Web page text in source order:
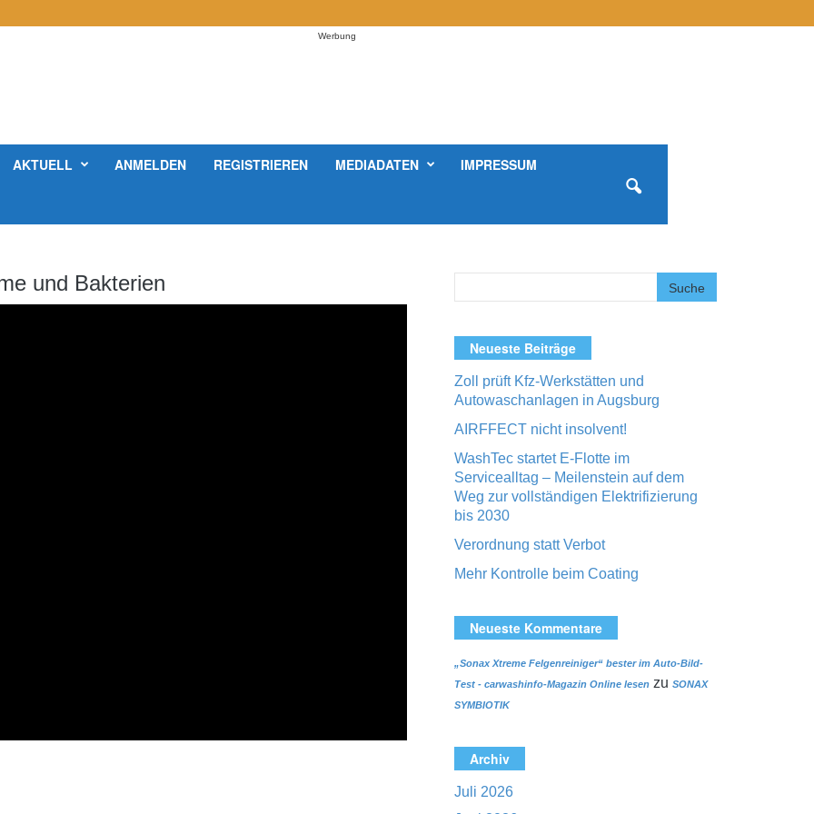
Werbung
AKTUELL ANMELDEN REGISTRIEREN MEDIADATEN IMPRESSUM
und Bakterien
Neueste Beiträge
Zoll prüft Kfz-Werkstätten und
Autowaschanlagen in Augsburg
AIRFFECT nicht insolvent!
WashTec startet E-Flotte im
Servicealltag – Meilenstein auf dem
Weg zur vollständigen Elektrifizierung
bis 2030
Verordnung statt Verbot
Mehr Kontrolle beim Coating
Neueste Kommentare
„Sonax Xtreme Felgenreiniger“ bester im Auto-Bild-
Test - carwashinfo-Magazin Online lesen zu SONAX
SYMBIOTIK
Archiv
Juli 2026